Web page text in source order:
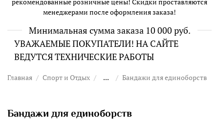
менеджерами после оформления заказа!
Минимальная сумма заказа 10 000 руб.
УВАЖАЕМЫЕ ПОКУПАТЕЛИ! НА САЙТЕ
ВЕДУТСЯ ТЕХНИЧЕСКИЕ РАБОТЫ
Главная Спорт и Отдых ... Бандажи для единоборств
Бандажи для единоборств